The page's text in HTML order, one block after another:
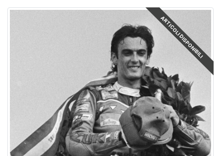
ARTICOLI DISPONIBILI